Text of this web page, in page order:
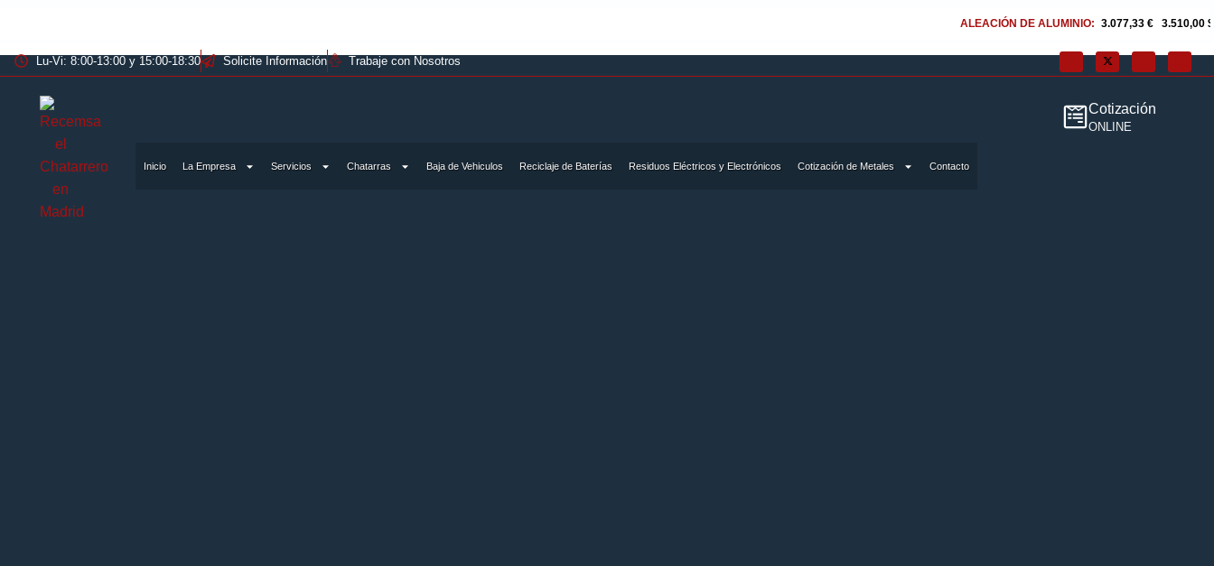
ALEACIÓN DE ALUMINIO: 3.077,33 € |3.510,00 $
Lu-Vi: 8:00-13:00 y 15:00-18:30 Solicite Información Trabaje con Nosotros
Inicio La Empresa Servicios Chatarras Baja de Vehiculos Reciclaje de Baterías Residuos Eléctricos y Electrónicos Cotización de Metales Contacto
Cotización
ONLINE